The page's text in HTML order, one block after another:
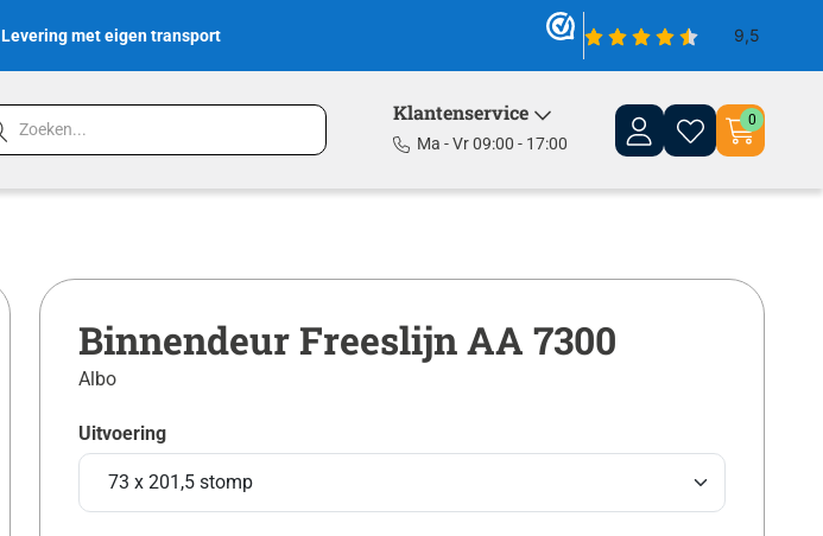
Levering met eigen transport
Klantenservice
Ma - Vr 09:00 - 17:00
0
Binnendeur Freeslijn AA 7300
Albo
Uitvoering